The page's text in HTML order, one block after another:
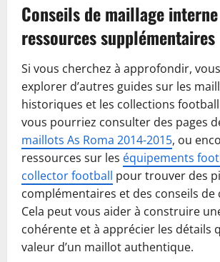
Conseils de maillage
ressources supplémentaires
Si vous cherchez à approfondir,
explorer d’autres guides sur les
historiques et les collections
vous pourriez consulter des pages
maillots As Roma 2014-2015, ou
ressources sur les équipements
collector football pour trouver des
complémentaires et des conseils de
Cela peut vous aider à construire
cohérente et à apprécier les détails
valeur d’un maillot authentique.